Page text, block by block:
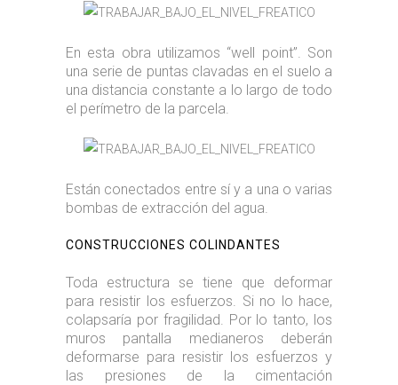
En esta obra utilizamos “well point”. Son
una serie de puntas clavadas en el suelo a
una distancia constante a lo largo de todo
el perímetro de la parcela.
Están conectados entre sí y a una o varias
bombas de extracción del agua.
CONSTRUCCIONES COLINDANTES
Toda estructura se tiene que deformar
para resistir los esfuerzos. Si no lo hace,
colapsaría por fragilidad. Por lo tanto, los
muros pantalla medianeros deberán
deformarse para resistir los esfuerzos y
las presiones de la cimentación